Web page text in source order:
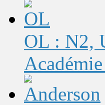
OL : N2,